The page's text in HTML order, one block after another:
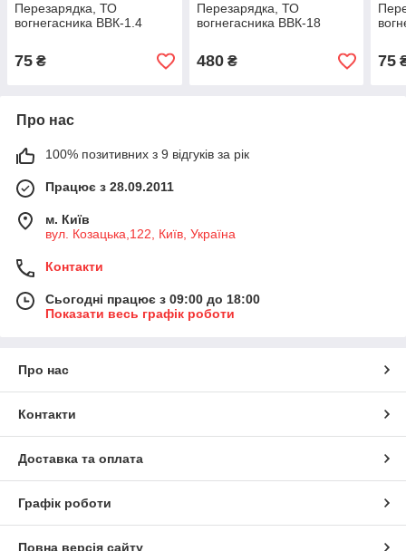
Перезарядка, ТО
вогнегасника ВВК-1.4
75 ₴
Перезарядка, ТО
вогнегасника ВВК-18
480₴ 75
Про нас
100% позитивних з 9 відгуків за рік
Працює з 28.09.2011
м. Київ
вул. Козацька,122, Київ, Україна
Контакти
Сьогодні працює з 09:00 до 18:00
Показати весь графік роботи
Про нас
Контакти
Доставка та оплата
Графік роботи
Повна версія сайту